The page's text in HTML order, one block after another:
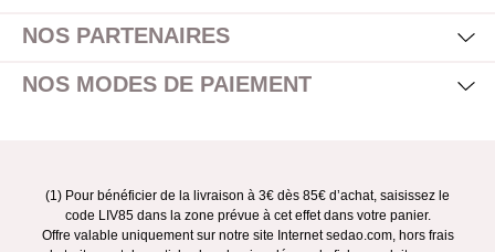
NOS PARTENAIRES
NOS MODES DE PAIEMENT
(1) Pour bénéficier de la livraison à 3€ dès 85€ d’achat, saisissez le
code LIV85 dans la zone prévue à cet effet dans votre panier.
Offre valable uniquement sur notre site Internet sedao.com, hors frais